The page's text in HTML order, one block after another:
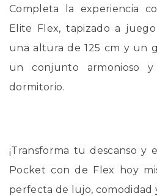
Completa la experiencia
Elite Flex, tapizado a
una altura de 125 cm y un
un conjunto armonioso
dormitorio.
¡Transforma tu descanso y
Pocket con de Flex hoy
perfecta de lujo, comodidad